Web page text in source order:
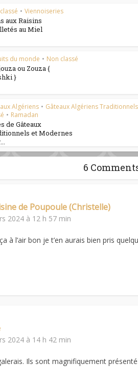
• Viennoiseries
aux Raisins
au Miel
du monde • Non classé
ou Zouza {
}
Algériens • Gâteaux Algériens
• Ramadan
de Gâteaux
et Modernes
6
de Poupoule (Christelle)
2024 à 12 h 57 min
à l’air bon je t’en aurais bien pris
2024 à 14 h 42 min
Ils sont magnifiquement